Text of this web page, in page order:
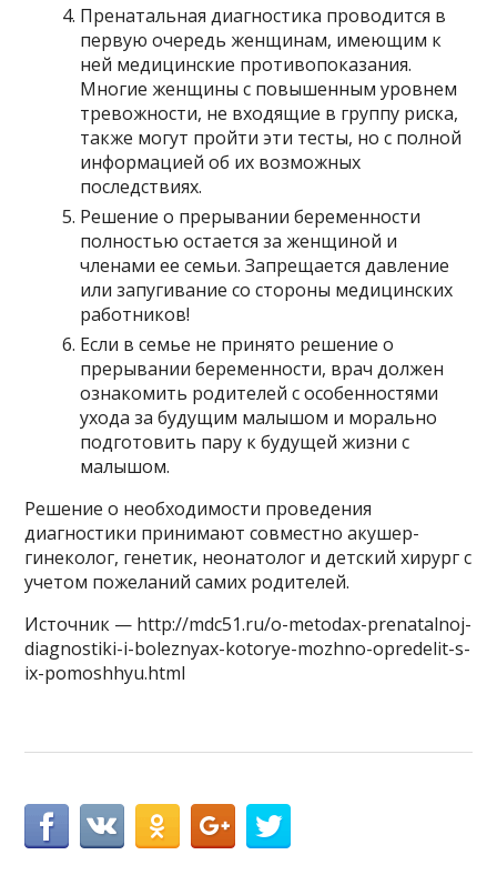
Пренатальная диагностика проводится в
первую очередь женщинам, имеющим к
ней медицинские противопоказания.
Многие женщины с повышенным уровнем
тревожности, не входящие в группу риска,
также могут пройти эти тесты, но с полной
информацией об их возможных
последствиях.
Решение о прерывании беременности
полностью остается за женщиной и
членами ее семьи. Запрещается давление
или запугивание со стороны медицинских
работников!
Если в семье не принято решение о
прерывании беременности, врач должен
ознакомить родителей с особенностями
ухода за будущим малышом и морально
подготовить пару к будущей жизни с
малышом.
Решение о необходимости проведения
диагностики принимают совместно акушер-
гинеколог, генетик, неонатолог и детский хирург с
учетом пожеланий самих родителей.
Источник — http://mdc51.ru/o-metodax-prenatalnoj-
diagnostiki-i-boleznyax-kotorye-mozhno-opredelit-s-
ix-pomoshhyu.html